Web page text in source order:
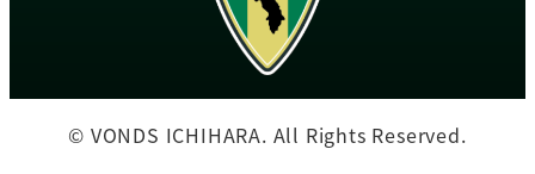
© VONDS ICHIHARA. All Rights Reserved.